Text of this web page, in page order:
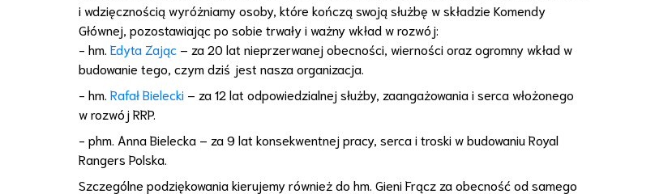
i wdzięcznością wyróżniamy osoby, które kończą swoją służbę w składzie Komendy
Głównej, pozostawiając po sobie trwały i ważny wkład w rozwój:
- hm. Edyta Zając – za 20 lat nieprzerwanej obecności, wierności oraz ogromny wkład w
budowanie tego, czym dziś jest nasza organizacja.
- hm. Rafał Bielecki – za 12 lat odpowiedzialnej służby, zaangażowania i serca włożonego
w rozwój RRP.
- phm. Anna Bielecka – za 9 lat konsekwentnej pracy, serca i troski w budowaniu Royal
Rangers Polska.
Szczególne podziękowania kierujemy również do hm. Gieni Frącz za obecność od samego